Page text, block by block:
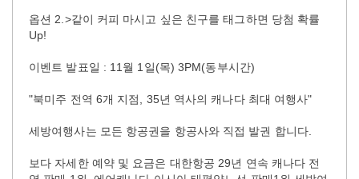
옵션 2.>같이 커피 마시고 싶은 친구를 태그하면 당첨 확률
Up!
이벤트 발표일 : 11월 1일(목) 3PM(동부시간)
"북미주 전역 6개 지점, 35년 역사의 캐나다 최대 여행사"
세방여행사는 모든 항공권을 항공사와 직접 발권 합니다.
보다 자세한 예약 및 요금은 대한항공 29년 연속 캐나다 전